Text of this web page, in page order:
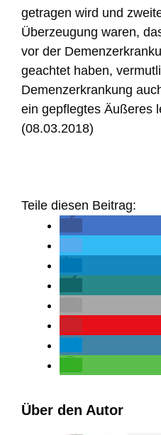
getragen wird und
Überzeugung waren,
vor der
geachtet haben,
Demenzerkrankung
ein gepflegtes Äußeres
(08.03.2018)
Teile diesen Beitrag:
Über den Autor